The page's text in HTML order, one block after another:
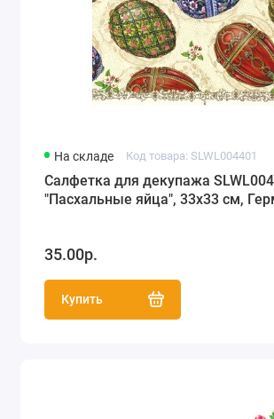
На складе Код товара: SLWL004401
Салфетка для декупажа
"Пасхальные яйца", 33х33 см,
35.00р.
Купить